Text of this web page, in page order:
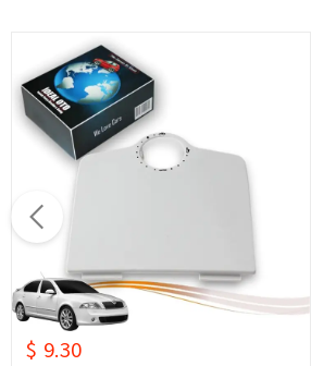
$ 9.30